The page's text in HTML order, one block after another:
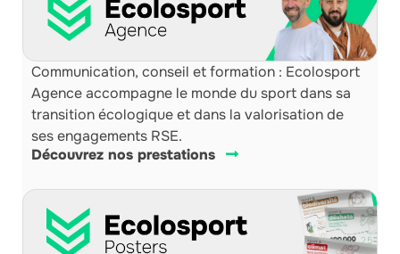
Communication, conseil et formation : Ecolosport
Agence accompagne le monde du sport dans sa
transition écologique et dans la valorisation de
ses engagements RSE.
Découvrez nos prestations